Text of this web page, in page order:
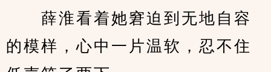
薛淮看着她窘迫到无地自容
的模样，心中一片温软，忍不住